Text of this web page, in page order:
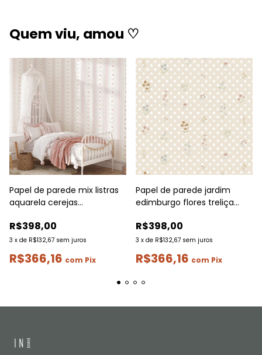
Quem viu, amou ♡
Papel de parede mix listras
aquarela cerejas
R$398,00
3 x de R$132,67 sem juros
R$366,16 com Pix
Papel de parede jardim
edimburgo flores treliça
R$398,00
3 x de R$132,67 sem juros
R$366,16 com Pix